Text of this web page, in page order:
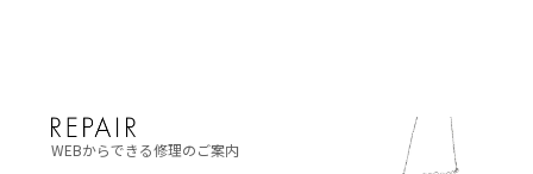
WEBからできる修理のご案内